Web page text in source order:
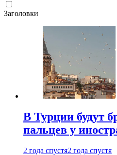
Заголовки
В Турции будут
пальцев у
2 года спустя2 года спустя